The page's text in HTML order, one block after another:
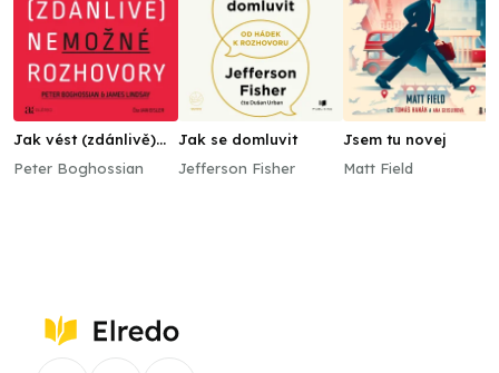
Jak vést (zdánlivě)
Peter Boghossian
Jak se domluvit
Jefferson Fisher
Jsem tu novej
Matt Field